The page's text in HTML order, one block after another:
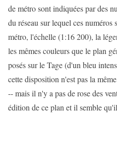
de métro sont indiquées par des
du réseau sur lequel ces numéros
métro, l'échelle (1:16 200), la
les mêmes couleurs que le plan
posés sur le Tage (d'un bleu
cette disposition n'est pas la
-- mais il n'y a pas de rose des
édition de ce plan et il semble